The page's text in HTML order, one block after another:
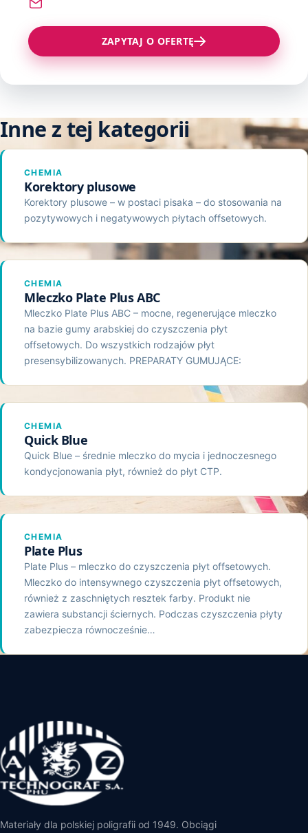
Środki Czyszcząco Regenerujące
Klej ITR
Klej Montażowy
Klej CR
Materiały Różne
ZAPYTAJ O OFERTĘ
Inne z tej kategorii
CHEMIA
Korektory plusowe
Korektory plusowe – w postaci pisaka – do stosowania na
pozytywowych i negatywowych płytach offsetowych.
CHEMIA
Mleczko Plate Plus ABC
Mleczko Plate Plus ABC – mocne, regenerujące mleczko
na bazie gumy arabskiej do czyszczenia płyt
offsetowych. Do wszystkich rodzajów płyt
presensybilizowanych. PREPARATY GUMUJĄCE:
CHEMIA
Quick Blue
Quick Blue – średnie mleczko do mycia i jednoczesnego
kondycjonowania płyt, również do płyt CTP.
CHEMIA
Plate Plus
Plate Plus – mleczko do czyszczenia płyt offsetowych.
Mleczko do intensywnego czyszczenia płyt offsetowych,
również z zaschniętych resztek farby. Produkt nie
zawiera substancji ściernych. Podczas czyszczenia płyty
zabezpiecza równocześnie…
Materiały dla polskiej poligrafii od 1949. Obciągi